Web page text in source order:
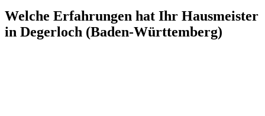
Welche Erfahrungen hat Ihr Hausmeister
in Degerloch (Baden-Württemberg)